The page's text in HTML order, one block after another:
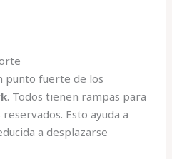
punto fuerte de los
. Todos tienen rampas para
Esto ayuda a
a desplazarse